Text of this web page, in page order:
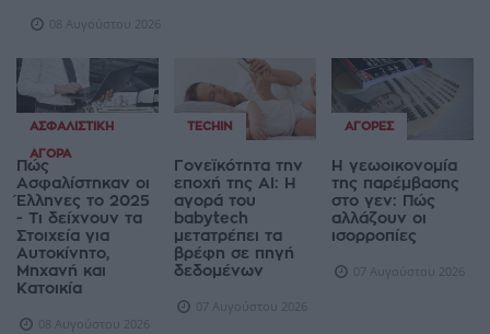
08 Αυγούστου 2026
ΑΣΦΑΛΙΣΤΙΚΉ
ΑΓΟΡΆ
Πώς
Ασφαλίστηκαν οι
Έλληνες το 2025
- Τι δείχνουν τα
Στοιχεία για
Αυτοκίνητο,
Μηχανή και
Κατοικία
08 Αυγούστου 2026
TECHIN
Γονεϊκότητα την
εποχή της AI: Η
αγορά του
babytech
μετατρέπει τα
βρέφη σε πηγή
δεδομένων
07 Αυγούστου 2026
ΑΓΟΡΈΣ
Η γεωοικονομία
της παρέμβασης
στο γεν: Πώς
αλλάζουν οι
ισορροπίες
07 Αυγούστου 2026